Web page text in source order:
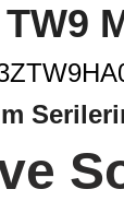
TW9